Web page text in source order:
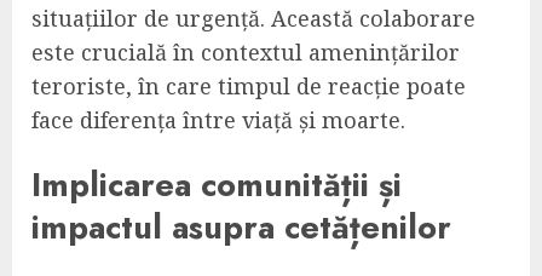
situațiilor de urgență. Această colaborare
este crucială în contextul amenințărilor
teroriste, în care timpul de reacție poate
face diferența între viață și moarte.
Implicarea comunității și
impactul asupra cetățenilor